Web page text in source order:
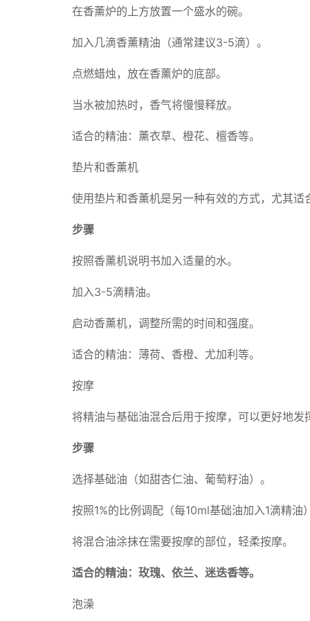
在香薰炉的上方放置一个盛水的碗。
加入几滴香薰精油（通常建议3-5滴）。
点燃蜡烛，放在香薰炉的底部。
当水被加热时，香气将慢慢释放。
适合的精油：薰衣草、橙花、檀香等。
垫片和香薰机
使用垫片和香薰机是另一种有效的方式，尤其适
步骤
按照香薰机说明书加入适量的水。
加入3-5滴精油。
启动香薰机，调整所需的时间和强度。
适合的精油：薄荷、香橙、尤加利等。
按摩
将精油与基础油混合后用于按摩，可以更好地发
步骤
选择基础油（如甜杏仁油、葡萄籽油）。
按照1%的比例调配（每10ml基础油加入1滴精油
将混合油涂抹在需要按摩的部位，轻柔按摩。
适合的精油：玫瑰、依兰、迷迭香等。
泡澡